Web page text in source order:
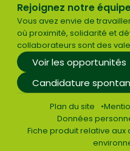
Rejoignez notre
Vous avez envie de
où proximité, solidarité et
collaborateurs sont des
Voir les opportunités
Candidature
Plan du site
Données
Fiche produit relative